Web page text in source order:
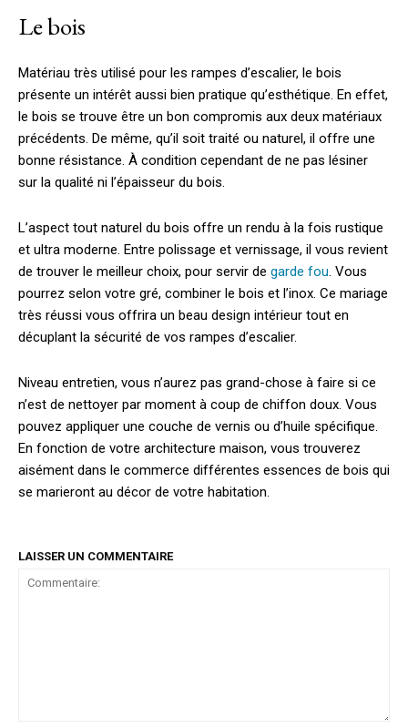
Le bois
Matériau très utilisé pour les rampes d’escalier, le bois
présente un intérêt aussi bien pratique qu’esthétique. En effet,
le bois se trouve être un bon compromis aux deux matériaux
précédents. De même, qu’il soit traité ou naturel, il offre une
bonne résistance. À condition cependant de ne pas lésiner
sur la qualité ni l’épaisseur du bois.
L’aspect tout naturel du bois offre un rendu à la fois rustique
et ultra moderne. Entre polissage et vernissage, il vous revient
de trouver le meilleur choix, pour servir de garde fou. Vous
pourrez selon votre gré, combiner le bois et l’inox. Ce mariage
très réussi vous offrira un beau design intérieur tout en
décuplant la sécurité de vos rampes d’escalier.
Niveau entretien, vous n’aurez pas grand-chose à faire si ce
n’est de nettoyer par moment à coup de chiffon doux. Vous
pouvez appliquer une couche de vernis ou d’huile spécifique.
En fonction de votre architecture maison, vous trouverez
aisément dans le commerce différentes essences de bois qui
se marieront au décor de votre habitation.
LAISSER UN COMMENTAIRE